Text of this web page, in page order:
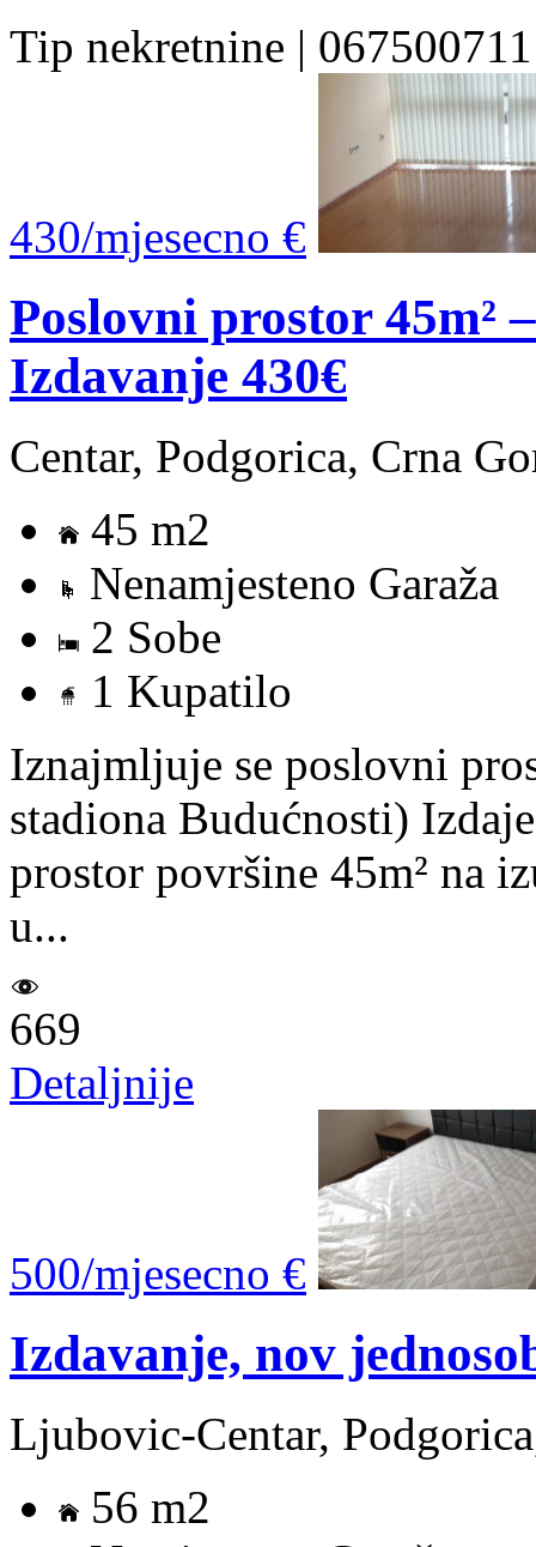
Tip nekretnine | 067500711
430/mjesecno €
Poslovni prostor 45m²
Izdavanje 430€
Centar, Podgorica, Crna
45 m2
Nenamjesteno Garaža
2 Sobe
1 Kupatilo
Iznajmljuje se poslovni
stadiona Budućnosti)
prostor površine 45m² na
u...
669
Detaljnije
500/mjesecno €
Izdavanje, nov
Ljubovic-Centar,
56 m2